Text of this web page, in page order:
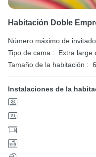
Habitación Doble
Número máximo de
Tipo de cama :
Extra large
Tamaño de la habitación :
Instalaciones de la